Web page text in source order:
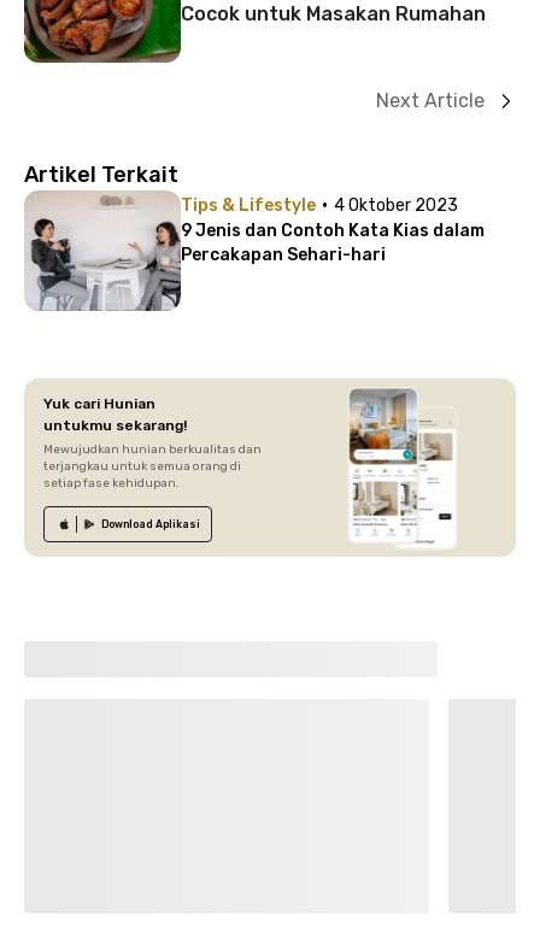
Cocok untuk Masakan Rumahan
Next Article
Artikel Terkait
Tips & Lifestyle · 4 Oktober 2023
9 Jenis dan Contoh Kata Kias dalam
Percakapan Sehari-hari
Yuk cari Hunian
untukmu sekarang!
Mewujudkan hunian berkualitas dan
terjangkau untuk semua orang di
setiap fase kehidupan.
Download Aplikasi